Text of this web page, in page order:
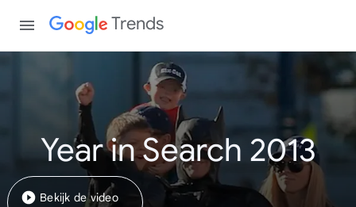
Trends
Year in Search 2013
Bekijk de video